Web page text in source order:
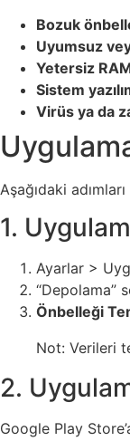
Bozuk
Uyumsuz
Yetersiz
Sistem
Virüs ya da
Aşağıdaki
1.
Ayarlar >
“Depolama”
Önbelleği
Not: Verileri
2.
Google Play